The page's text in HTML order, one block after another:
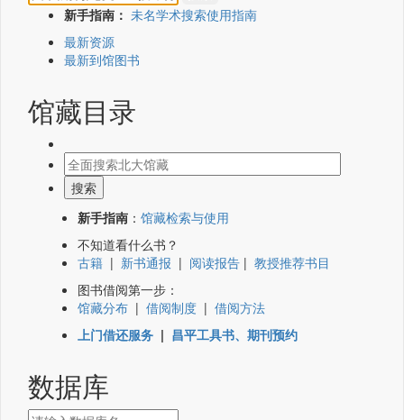
新手指南： 未名学术搜索使用指南
最新资源
最新到馆图书
馆藏目录
新手指南 ： 馆藏检索与使用
不知道看什么书？
古籍 | 新书通报 | 阅读报告 | 教授推荐书目
图书借阅第一步：
馆藏分布 | 借阅制度 | 借阅方法
上门借还服务 | 昌平工具书、期刊预约
数据库